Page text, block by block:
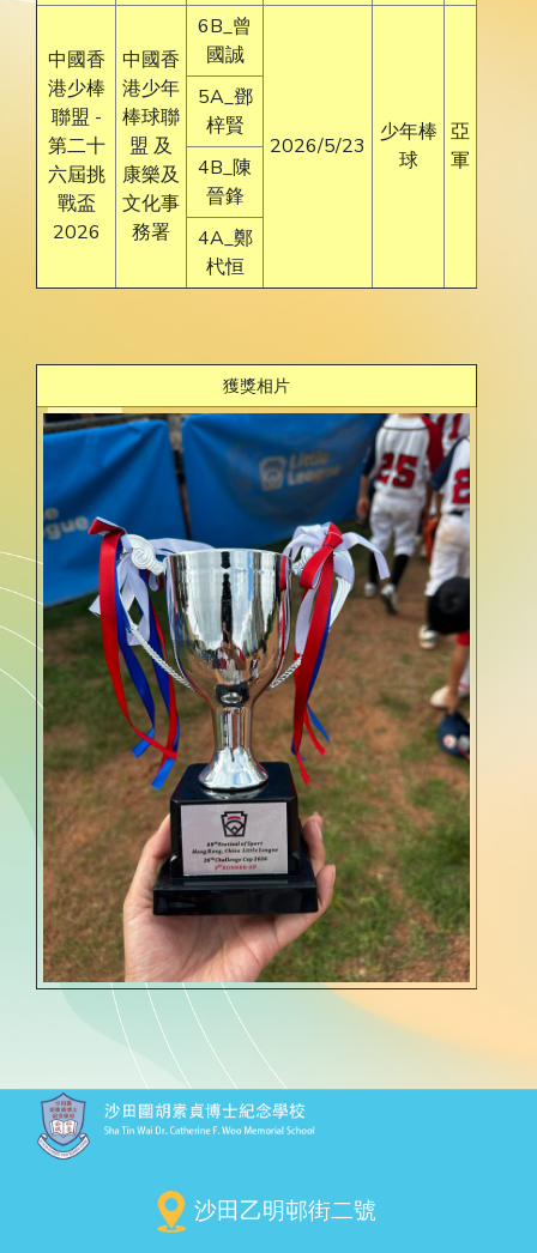
中國香
港少棒
聯盟 -
第二十
六屆挑
戰盃
2026
中國香
港少年
棒球聯
盟 及
康樂及
文化事
務署
6B_曾
國誠
2026/5/23
少年棒
球
亞
軍
5A_鄧
梓賢
4B_陳
晉鋒
4A_鄭
杙恒
獲獎相片
沙田乙明邨街二號